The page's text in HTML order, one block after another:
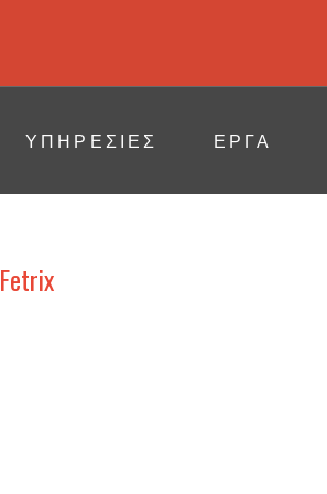
ΥΠΗΡΕΣΙΕΣ ΕΡΓΑ
Fetrix